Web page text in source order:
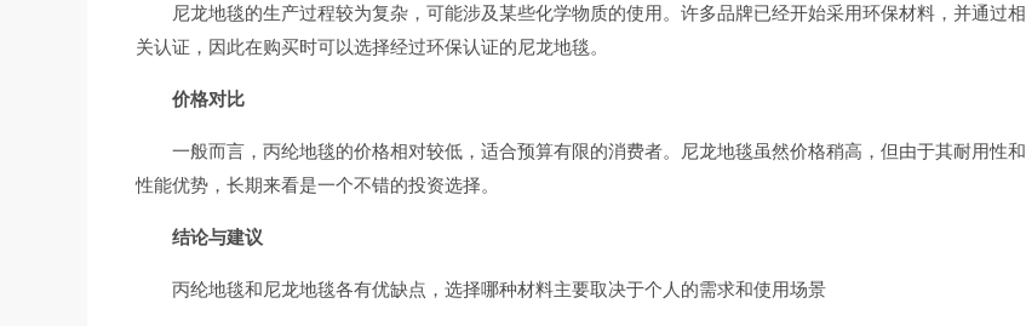
尼龙地毯的生产过程较为复杂，可能涉及某些化学物质的使用。许多品牌已经开始采用环保材料，并通过相
关认证，因此在购买时可以选择经过环保认证的尼龙地毯。
价格对比
一般而言，丙纶地毯的价格相对较低，适合预算有限的消费者。尼龙地毯虽然价格稍高，但由于其耐用性和
性能优势，长期来看是一个不错的投资选择。
结论与建议
丙纶地毯和尼龙地毯各有优缺点，选择哪种材料主要取决于个人的需求和使用场景